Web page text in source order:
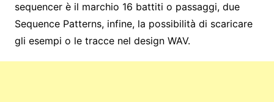
sequencer è il marchio 16 battiti o passaggi, due
Sequence Patterns, infine, la possibilità di scaricare
gli esempi o le tracce nel design WAV.